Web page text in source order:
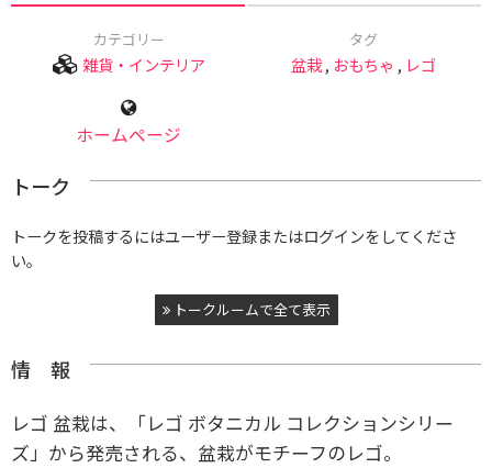
カテゴリー
雑貨・インテリア
タグ
盆栽, おもちゃ , レゴ
ホームページ
トーク
トークを投稿するにはユーザー登録またはログインをしてくださ
い。
トークルームで全て表示
情 報
レゴ 盆栽は、「レゴ ボタニカル コレクションシリー
ズ」から発売される、盆栽がモチーフのレゴ。